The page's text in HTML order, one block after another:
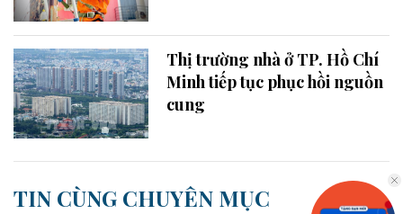
Thị trường nhà ở TP. Hồ Chí
Minh tiếp tục phục hồi nguồn
cung
TIN CÙNG CHUYÊN MỤC